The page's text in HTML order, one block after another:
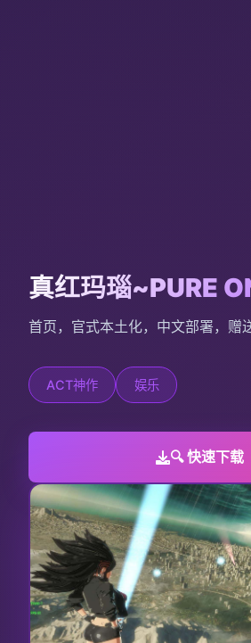
真红玛瑙~PURE
首页，官式本土化，中文部署，赠
ACT神作 娱乐
🔍 快速下载